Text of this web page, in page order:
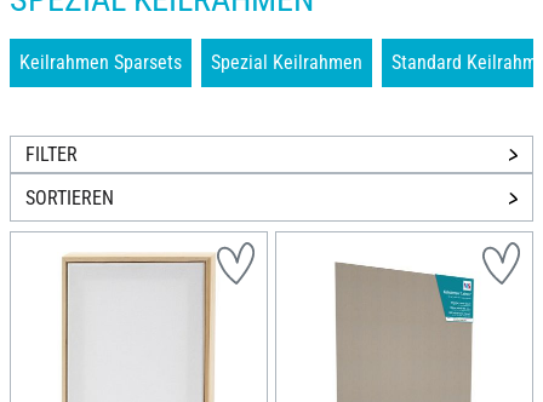
Keilrahmen Sparsets Spezial Keilrahmen Standard
FILTER
SORTIEREN